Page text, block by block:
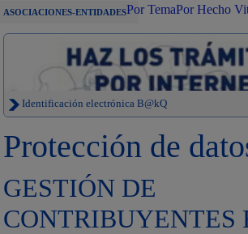
ASOCIACIONES-ENTIDADESPor TemaPor Hecho
Identificación electrónica B@kQ
Protección de
GESTIÓN DE
CONTRIBUYENTES